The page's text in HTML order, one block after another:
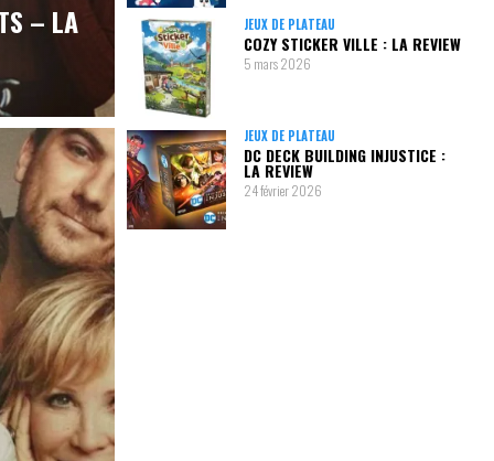
– LA JEUX DE PLATEAU
COZY STICKER VILLE : LA REVIEW
5 mars 2026
JEUX DE PLATEAU
DC DECK BUILDING INJUSTICE :
LA REVIEW
24 février 2026